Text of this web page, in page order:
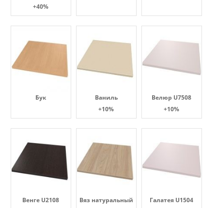
+40%
Бук
Ваниль
+10%
Велюр U7508
+10%
Венге U2108
Вяз натуральный
Галатея U1504